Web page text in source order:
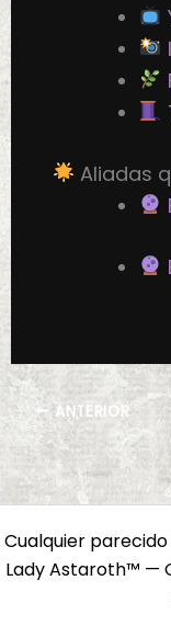
Aliadas
ANTERIOR
Cualquier
Lady Astaroth™ —